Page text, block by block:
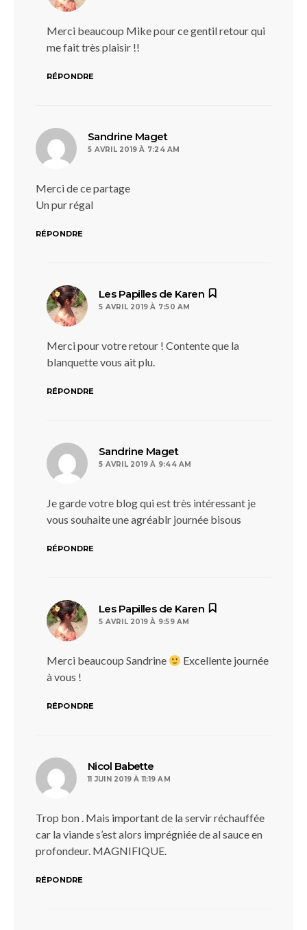
Merci beaucoup Mike pour ce gentil retour qui
me fait très plaisir !!
RÉPONDRE
Sandrine Magetdit :
5 AVRIL 2019 À 7:24 AM
Merci de ce partage
Un pur régal
RÉPONDRE
Les Papilles de Karen
5 AVRIL 2019 À 7:50 AM
Merci pour votre retour ! Contente que la
blanquette vous ait plu.
RÉPONDRE
Sandrine Magetdit :
5 AVRIL 2019 À 9:44 AM
Je garde votre blog qui est très intéressant je
vous souhaite une agréablr journée bisous
RÉPONDRE
Les Papilles de Karen
5 AVRIL 2019 À 9:59 AM
Merci beaucoup Sandrine
Excellente journée
à vous !
RÉPONDRE
Nicol Babette
11 JUIN 2019 À 11:19 AM
Trop bon . Mais important de la servir réchauffée
car la viande s’est alors imprégniée de al sauce en
profondeur. MAGNIFIQUE.
RÉPONDRE